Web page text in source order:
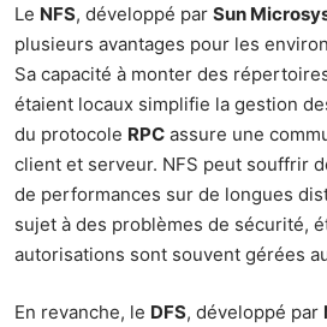
Le NFS, développé par Sun
plusieurs avantages pour les
Sa capacité à monter des
étaient locaux simplifie la gestion
du protocole RPC assure une
client et serveur. NFS peut souffrir
de performances sur de longues
sujet à des problèmes de sécurité,
autorisations sont souvent gérées
En revanche, le DFS, développé par